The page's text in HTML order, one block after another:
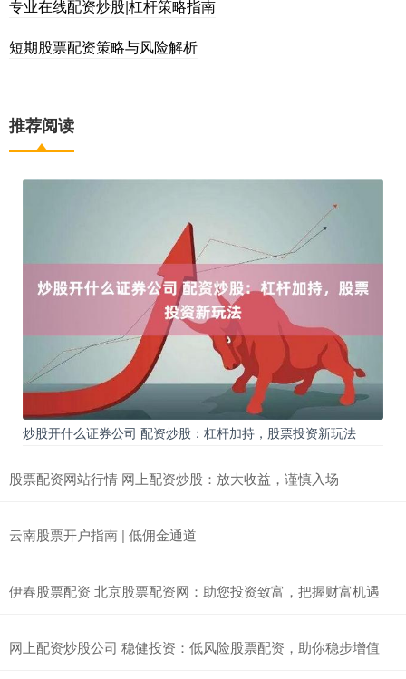
专业在线配资炒股|杠杆策略指南
短期股票配资策略与风险解析
推荐阅读
炒股开什么证券公司 配资炒股：杠杆加持，股票投资新玩法
股票配资网站行情 网上配资炒股：放大收益，谨慎入场
云南股票开户指南 | 低佣金通道
伊春股票配资 北京股票配资网：助您投资致富，把握财富机遇
网上配资炒股公司 稳健投资：低风险股票配资，助你稳步增值